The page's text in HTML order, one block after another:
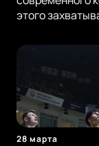
этого
28 марта